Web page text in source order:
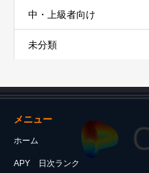
中・上級者向け
未分類
メニュー
ホーム
APY 日次ランク